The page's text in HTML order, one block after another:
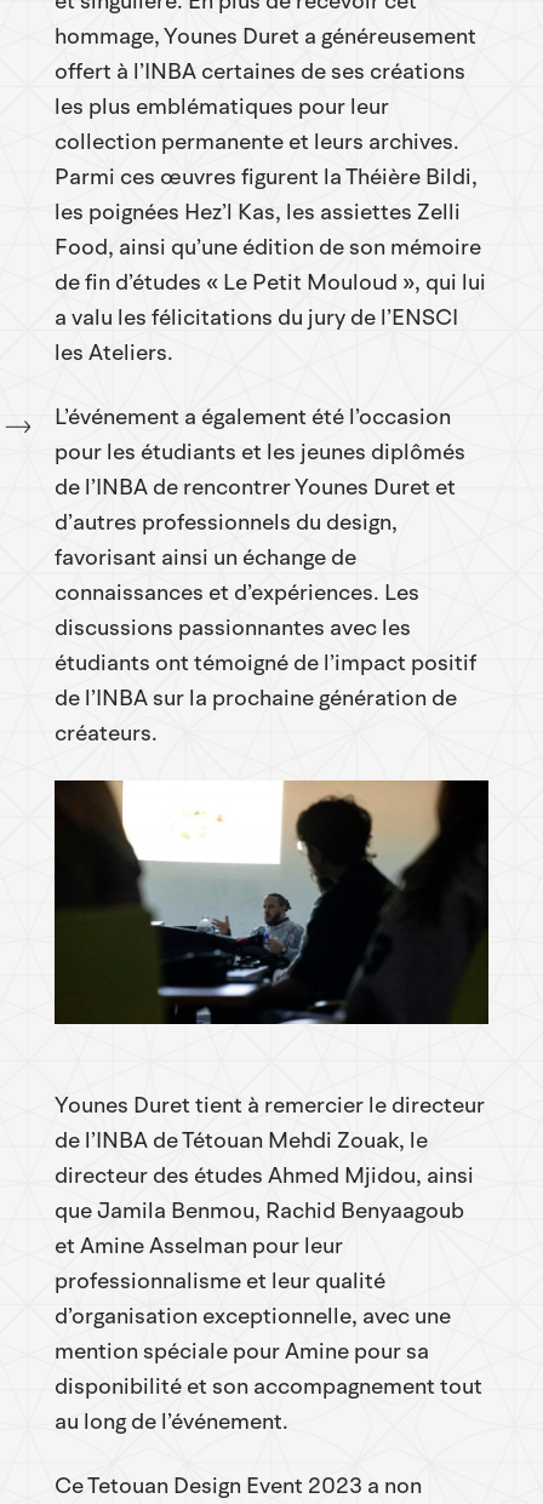
hommage, Younes Duret a généreusement
offert à l’INBA certaines de ses créations
les plus emblématiques pour leur
collection permanente et leurs archives.
Parmi ces œuvres figurent la Théière Bildi,
les poignées Hez’l Kas, les assiettes Zelli
Food, ainsi qu’une édition de son mémoire
de fin d’études « Le Petit Mouloud », qui lui
a valu les félicitations du jury de l’ENSCI
les Ateliers.
L’événement a également été l’occasion
pour les étudiants et les jeunes diplômés
de l’INBA de rencontrer Younes Duret et
d’autres professionnels du design,
favorisant ainsi un échange de
connaissances et d’expériences. Les
discussions passionnantes avec les
étudiants ont témoigné de l’impact positif
de l’INBA sur la prochaine génération de
créateurs.
Younes Duret tient à remercier le directeur
de l’INBA de Tétouan Mehdi Zouak, le
directeur des études Ahmed Mjidou, ainsi
que Jamila Benmou, Rachid Benyaagoub
et Amine Asselman pour leur
professionnalisme et leur qualité
d’organisation exceptionnelle, avec une
mention spéciale pour Amine pour sa
disponibilité et son accompagnement tout
au long de l’événement.
Ce Tetouan Design Event 2023 a non